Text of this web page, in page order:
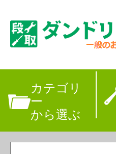
カテゴリ
ー
から選ぶ